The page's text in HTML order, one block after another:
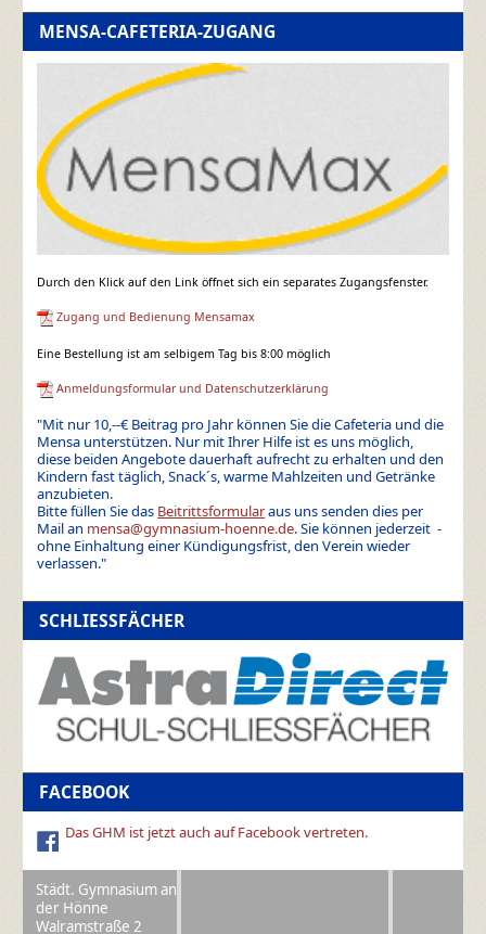
Städt. Gymnasium an
der Hönne
Walramstraße 2
MENSA-CAFETERIA-ZUGANG
Durch den Klick auf den Link öffnet sich ein separates Zugangsfenster.
Zugang und Bedienung Mensamax
Eine Bestellung ist am selbigem Tag bis 8:00 möglich
Anmeldungsformular und Datenschutzerklärung
"Mit nur 10,--€ Beitrag pro Jahr können Sie die Cafeteria und die
Mensa unterstützen. Nur mit Ihrer Hilfe ist es uns möglich,
diese beiden Angebote dauerhaft aufrecht zu erhalten und den
Kindern fast täglich, Snack´s, warme Mahlzeiten und Getränke
anzubieten.
Bitte füllen Sie das Beitrittsformularaus uns senden dies per
Mail an mensa@gymnasium-hoenne.de. Sie können jederzeit -
ohne Einhaltung einer Kündigungsfrist, den Verein wieder
verlassen."
SCHLIESSFÄCHER
FACEBOOK
Das GHM ist jetzt auch auf Facebook vertreten.